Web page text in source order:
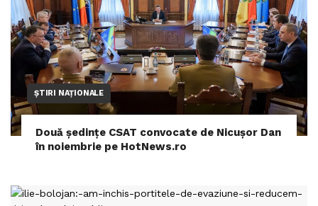
ȘTIRI NAȚIONALE
Două ședințe CSAT convocate de Nicușor Dan
în noiembrie pe HotNews.ro